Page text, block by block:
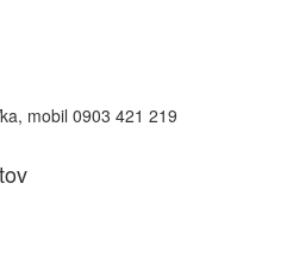
mobil 0903 421 219